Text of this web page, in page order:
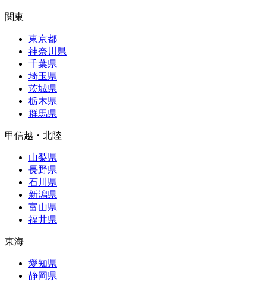
関東
東京都
神奈川県
千葉県
埼玉県
茨城県
栃木県
群馬県
甲信越・北陸
山梨県
長野県
石川県
新潟県
富山県
福井県
東海
愛知県
静岡県